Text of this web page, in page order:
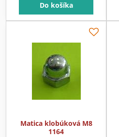
Do košíka
Matica klobúková M8
1164